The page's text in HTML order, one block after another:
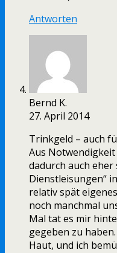
Antworten
Bernd K.
27. April 2014
Trinkgeld – auch
Aus
dadurch auch
Dienstleisungen“
relativ spät
noch manchmal
Mal tat es mir
gegeben zu
Haut, und ich